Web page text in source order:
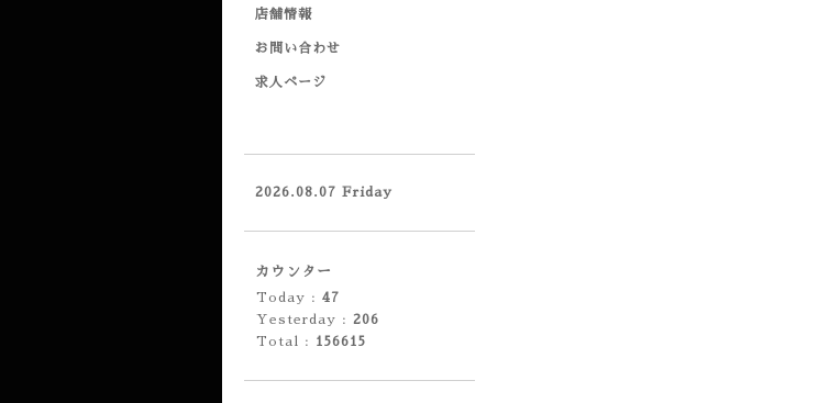
店舗情報
お問い合わせ
求人ページ
2026.08.07 Friday
カウンター
Today : 47
Yesterday : 206
Total : 156615